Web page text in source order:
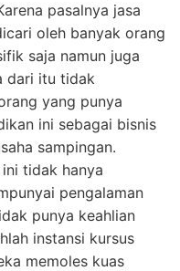
pasalnya jasa
oleh banyak orang
saja namun juga
dari itu tidak
yang punya
ini sebagai bisnis
sampingan.
tidak hanya
pengalaman
punya keahlian
instansi kursus
memoles kuas